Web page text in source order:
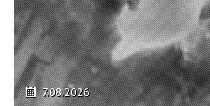
7.08.2026